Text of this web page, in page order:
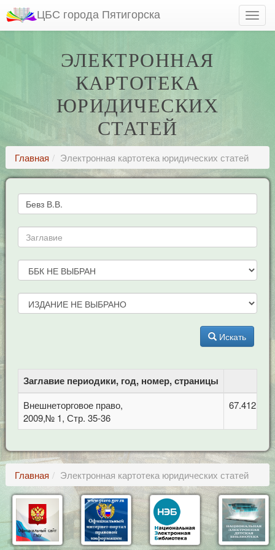
ЦБС города Пятигорска
ЭЛЕКТРОННАЯ
КАРТОТЕКА
ЮРИДИЧЕСКИХ
СТАТЕЙ
Главная Электронная картотека юридических статей
Искать
Заглавие периодики, год, номер, страницы
Внешнеторговое право,
2009,№ 1, Стр. 35-36
67.412
Главная Электронная картотека юридических статей